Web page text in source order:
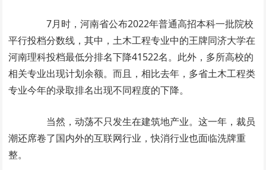
7月时，河南省公布2022年普通高招本科一批院校
平行投档分数线，其中，土木工程专业中的王牌同济大学在
河南理科投档最低分排名下降41522名。此外，多所高校的
相关专业出现计划余额。而且，相比去年，多省土木工程类
专业今年的录取排名出现不同程度的下降。
当然，动荡不只发生在建筑地产业。这一年，裁员
潮还席卷了国内外的互联网行业，快消行业也面临洗牌重
整。